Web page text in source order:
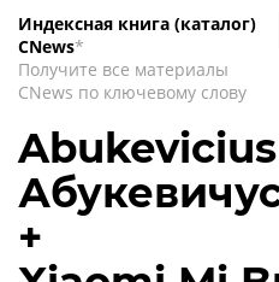
Индексная книга (каталог)
CNews*
Получите все материалы
CNews по ключевому слову
+